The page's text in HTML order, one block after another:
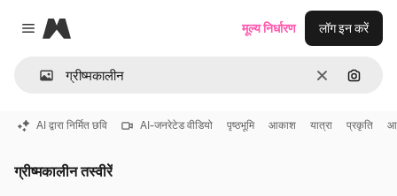
Close menu
Magnific
साफ़ इमेज से
मूल्य निर्धारण लॉग इन करें
AI द्वारा निर्मित छवि AI-जनरेटेड वीडियो पृष्ठभूमि आकाश यात्रा प्रकृति
ग्रीष्मकालीन तस्वीरें